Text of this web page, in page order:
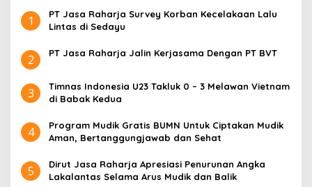
1
PT Jasa Raharja Survey Korban Kecelakaan Lalu
Lintas di Sedayu
2 PT Jasa Raharja Jalin Kerjasama Dengan PT BVT
3
Timnas Indonesia U23 Takluk 0 – 3 Melawan Vietnam
di Babak Kedua
4
Program Mudik Gratis BUMN Untuk Ciptakan Mudik
Aman, Bertanggungjawab dan Sehat
5
Dirut Jasa Raharja Apresiasi Penurunan Angka
Lakalantas Selama Arus Mudik dan Balik